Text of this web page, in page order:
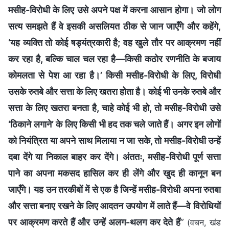
मसीह-विरोधी के लिए उसे अपने पक्ष में करना आसान होगा। जो लोग
सत्य समझते हैं वे इसकी असलियत ठीक से जान जाएँगे और कहेंगे,
‘यह व्यक्ति तो कोई षड्यंत्रकारी है; वह खुले तौर पर आक्रमण नहीं
कर रहा है, बल्कि चाल चल रहा है—किसी कठोर रणनीति के बजाय
कोमलता से पेश आ रहा है।’ किसी मसीह-विरोधी के लिए, विरोधी
उसके रुतबे और सत्ता के लिए खतरा होता है। कोई भी उनके रुतबे और
सत्ता के लिए खतरा बनता है, चाहे कोई भी हो, तो मसीह-विरोधी उसे
‘ठिकाने लगाने’ के लिए किसी भी हद तक चले जाते हैं। अगर इन लोगों
को नियंत्रित या अपने साथ मिलाया न जा सके, तो मसीह-विरोधी उन्हें
दबा देंगे या निकाल बाहर कर देंगे। अंततः, मसीह-विरोधी पूर्ण सत्ता
पाने का अपना मकसद हासिल कर ही लेंगे और खुद ही कानून बन
जाएँगे। यह उन तरकीबों में से एक है जिन्हें मसीह-विरोधी अपना रुतबा
और सत्ता बनाए रखने के लिए आदतन उपयोग में लाते हैं—वे विरोधियों
पर आक्रमण करते हैं और उन्हें अलग-थलग कर देते हैं” (वचन, खंड